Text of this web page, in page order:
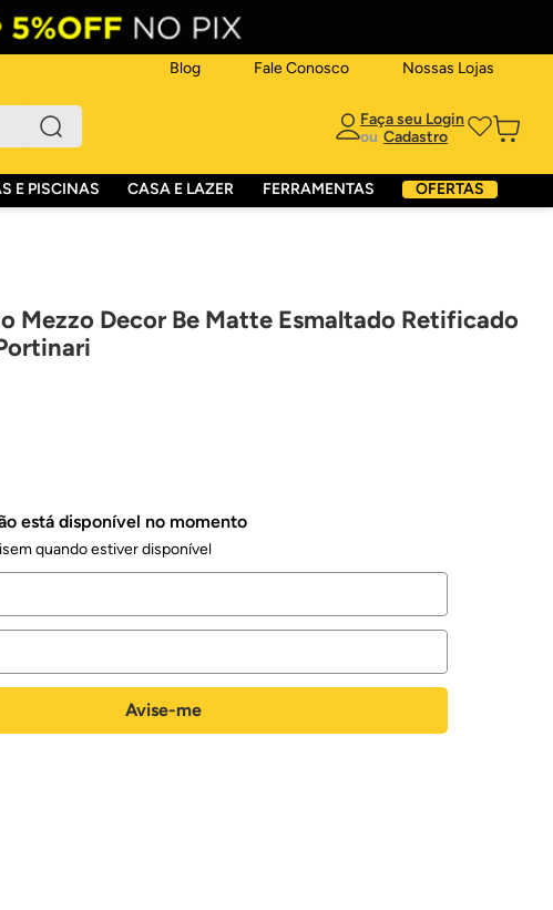
Blog Fale Conosco Nossas Lojas
ou
E PISCINAS CASA E LAZER FERRAMENTAS OFERTAS
Mezzo Decor Be Matte Esmaltado Retificado
está disponível no momento
quando estiver disponível